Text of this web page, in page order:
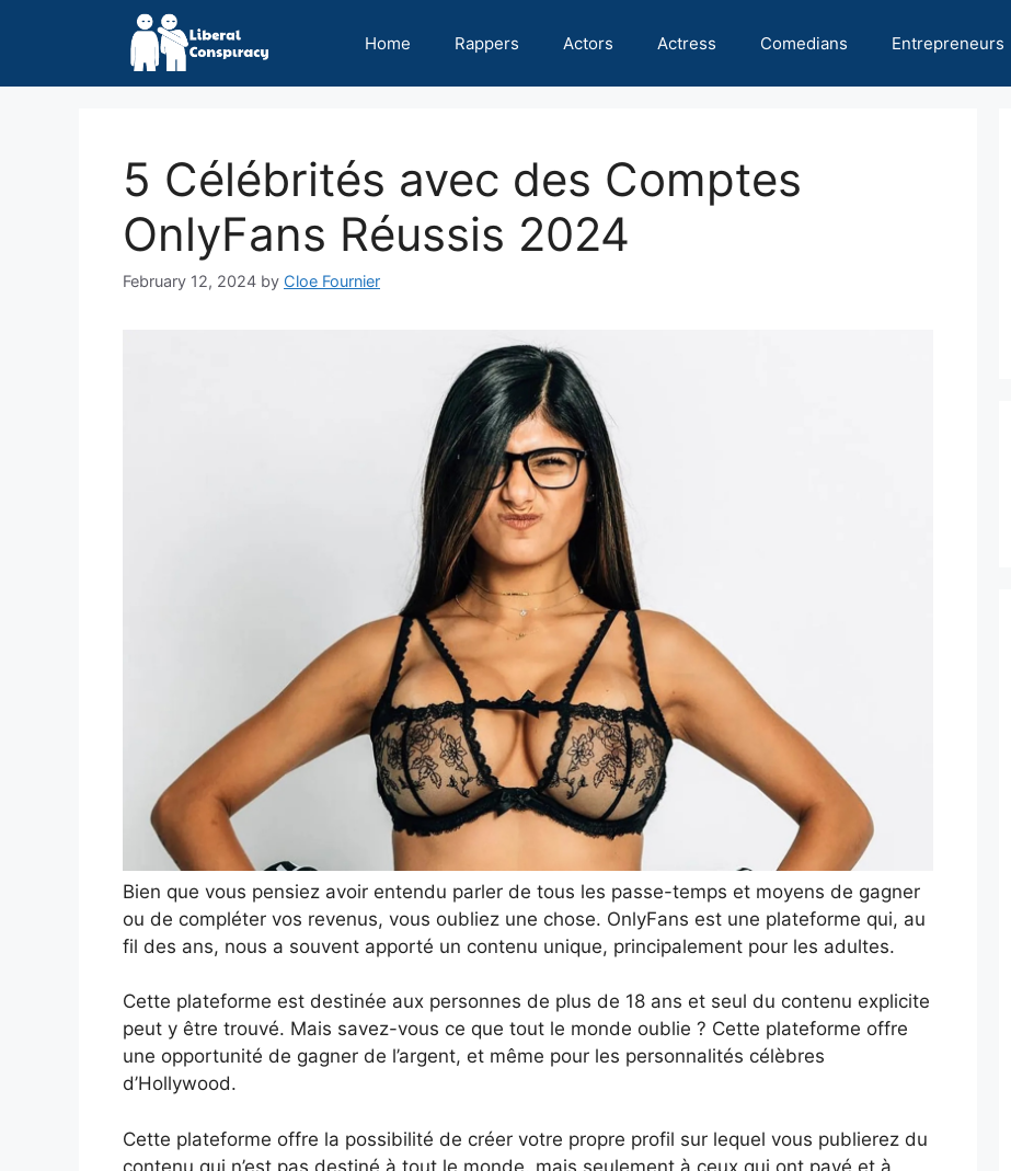
Home Rappers Actors Actress Comedians Entrepreneurs
5 Célébrités avec des Comptes
OnlyFans Réussis 2024
February 12, 2024 by Cloe Fournier
Bien que vous pensiez avoir entendu parler de tous les passe-temps et moyens de gagner
ou de compléter vos revenus, vous oubliez une chose. OnlyFans est une plateforme qui, au
fil des ans, nous a souvent apporté un contenu unique, principalement pour les adultes.
Cette plateforme est destinée aux personnes de plus de 18 ans et seul du contenu explicite
peut y être trouvé. Mais savez-vous ce que tout le monde oublie ? Cette plateforme offre
une opportunité de gagner de l’argent, et même pour les personnalités célèbres
d’Hollywood.
Cette plateforme offre la possibilité de créer votre propre profil sur lequel vous publierez du
contenu qui n’est pas destiné à tout le monde, mais seulement à ceux qui ont payé et à